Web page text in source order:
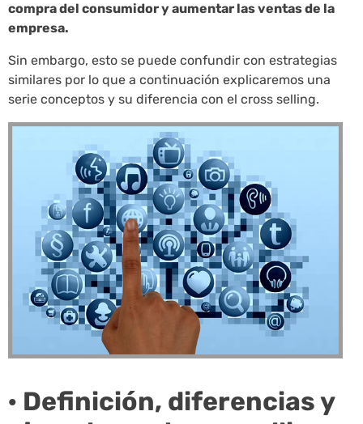
compra del consumidor y aumentar las ventas de la
empresa.
Sin embargo, esto se puede confundir con estrategias
similares por lo que a continuación explicaremos una
serie conceptos y su diferencia con el cross selling.
· Definición, diferencias y